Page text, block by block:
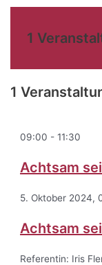
1
1
09:00 -11:30
Achtsam
5. Oktober 2024,
Achtsam
Referentin: Iris